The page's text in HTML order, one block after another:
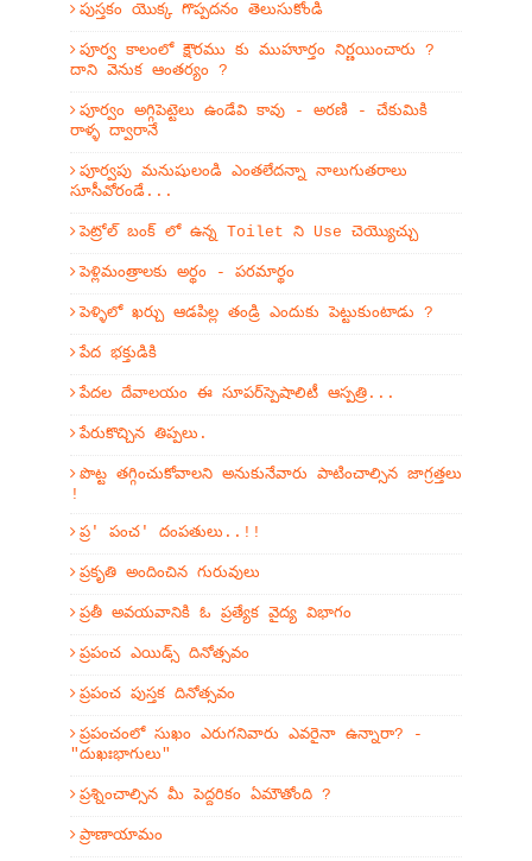
పుస్తకం యొక్క గొప్పదనం తెలుసుకోండి
పూర్వ కాలంలో క్షౌరము కు ముహూర్తం నిర్ణయించారు ?
దాని వెనుక ఆంతర్యం ?
పూర్వం అగ్గిపెట్టెలు ఉండేవి కావు - అరణి - చేకుమికి
రాళ్ళ ద్వారానే
పూర్వపు మనుషులండి ఎంతలేదన్నా నాలుగుతరాలు
సూసీవోరండే...
పెట్రోల్ బంక్ లో ఉన్న Toilet ని Use చెయ్యొచ్చు
పెళ్లిమంత్రాలకు అర్థం - పరమార్థం
పెళ్ళిలో ఖర్చు ఆడపిల్ల తండ్రి ఎందుకు పెట్టుకుంటాడు ?
పేద భక్తుడికి
పేదల దేవాలయం ఈ సూపర్‌స్పెషాలిటీ ఆస్పత్రి...
పేరుకొచ్చిన తిప్పలు.
పొట్ట తగ్గించుకోవాలని అనుకునేవారు పాటించాల్సిన జాగ్రత్తలు
!
ప్ర' పంచ' దంపతులు..!!
ప్రకృతి అందించిన గురువులు
ప్రతీ అవయవానికి ఓ ప్రత్యేక వైద్య విభాగం
ప్రపంచ ఎయిడ్స్ దినోత్సవం
ప్రపంచ పుస్తక దినోత్సవం
ప్రపంచంలో సుఖం ఎరుగనివారు ఎవరైనా ఉన్నారా? -
"దుఖఃభాగులు"
ప్రశ్నించాల్సిన మీ పెద్దరికం ఏమౌతోంది ?
ప్రాణాయామం